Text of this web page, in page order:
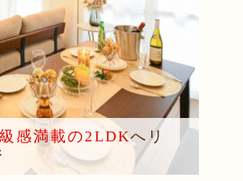
感満載の2LDKへリ